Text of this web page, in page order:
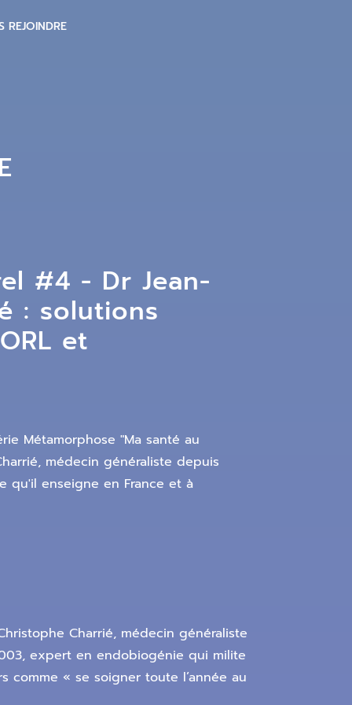
REJOINDRE
#4 - Dr Jean-
: solutions
et
Métamorphose "Ma santé au
médecin généraliste depuis
qu'il enseigne en France et à
Charrié, médecin généraliste
expert en endobiogénie qui milite
comme « se soigner toute l’année au